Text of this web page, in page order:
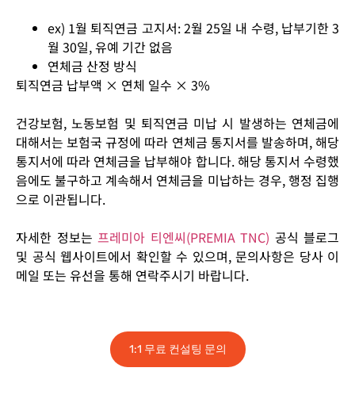
ex) 1월 퇴직연금 고지서: 2월 25일 내 수령, 납부기한 3
월 30일, 유예 기간 없음
연체금 산정 방식
퇴직연금 납부액 × 연체 일수 × 3%
건강보험, 노동보험 및 퇴직연금 미납 시 발생하는 연체금에
대해서는 보험국 규정에 따라 연체금 통지서를 발송하며, 해당
통지서에 따라 연체금을 납부해야 합니다. 해당 통지서 수령했
음에도 불구하고 계속해서 연체금을 미납하는 경우, 행정 집행
으로 이관됩니다.
자세한 정보는 프레미아 티엔씨(PREMIA TNC) 공식 블로그
및 공식 웹사이트에서 확인할 수 있으며, 문의사항은 당사 이
메일 또는 유선을 통해 연락주시기 바랍니다.
1:1 무료 컨설팅 문의